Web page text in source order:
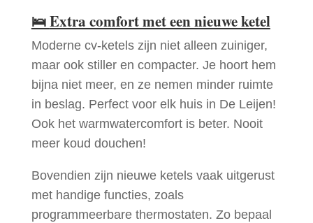
🛌Extra comfort met een nieuwe ketel
Moderne cv-ketels zijn niet alleen zuiniger,
maar ook stiller en compacter. Je hoort hem
bijna niet meer, en ze nemen minder ruimte
in beslag. Perfect voor elk huis in De Leijen!
Ook het warmwatercomfort is beter. Nooit
meer koud douchen!
Bovendien zijn nieuwe ketels vaak uitgerust
met handige functies, zoals
programmeerbare thermostaten. Zo bepaal